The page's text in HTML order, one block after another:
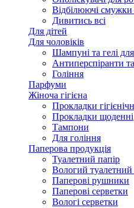
Відбілюючі смужки
Дивитись всі
Для дітей
Для чоловіків
Шампуні та гелі
Антиперспіранти
Гоління
Парфуми
Жіноча гігієна
Прокладки
Прокладки щоденні
Тампони
Для гоління
Паперова продукція
Туалетний папір
Вологий туалетний
Паперові рушники
Паперові серветки
Вологі серветки